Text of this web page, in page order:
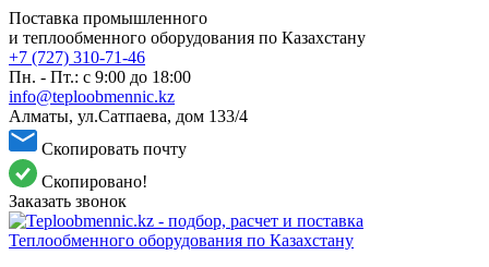
Поставка промышленного
и теплообменного оборудования по Казахстану
+7 (727) 310-71-46
Пн. - Пт.: с 9:00 до 18:00
info@teploobmennic.kz
Алматы, ул.Сатпаева, дом 133/4
Скопировать почту
Скопировано!
Заказать звонок